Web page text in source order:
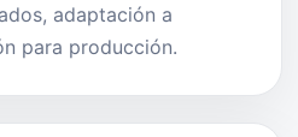
adaptación a
para producción.